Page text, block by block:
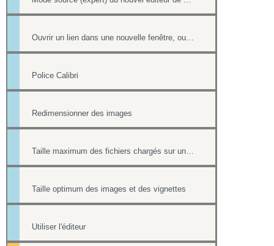
Ouvrir un lien dans une nouvelle fenêtre, ouvrir dans un nouvel onglet
Police Calibri
Redimensionner des images
Taille maximum des fichiers chargés sur un site
Taille optimum des images et des vignettes
Utiliser l'éditeur